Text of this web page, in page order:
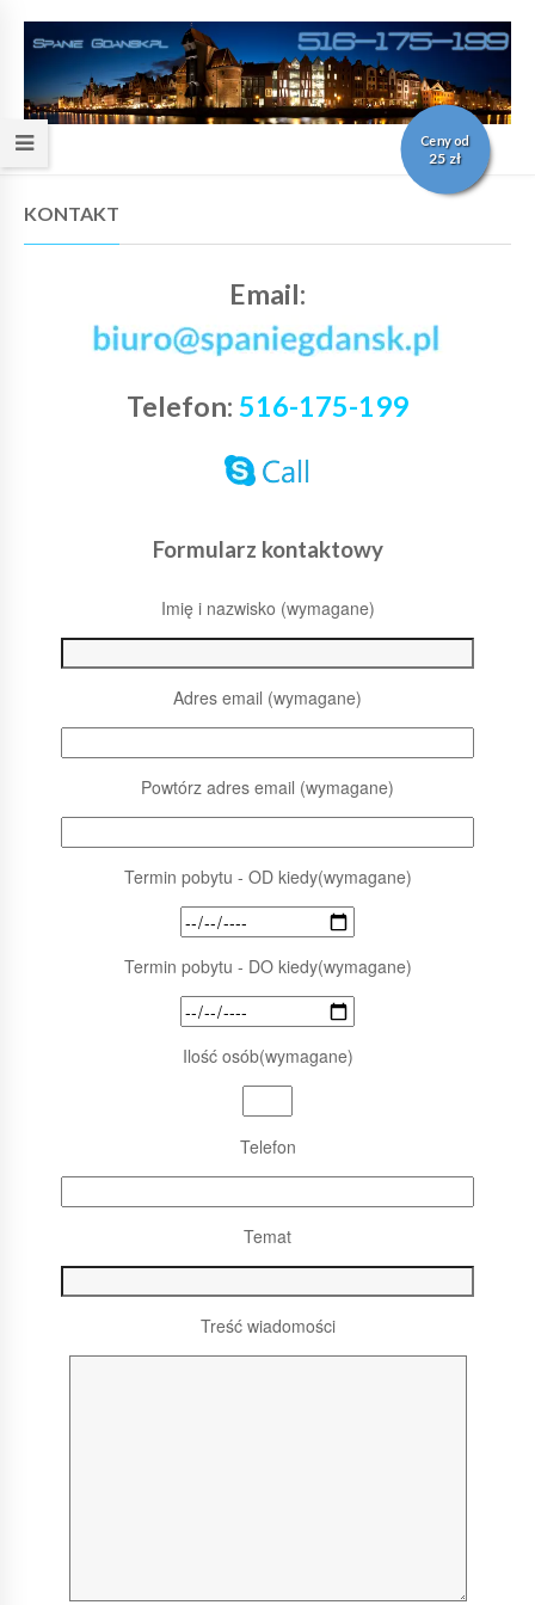
Ceny od
25 zł
KONTAKT
Email:
Telefon: 516-175-199
Formularz kontaktowy
Imię i nazwisko (wymagane)
Adres email (wymagane)
Powtórz adres email (wymagane)
Termin pobytu - OD kiedy(wymagane)
Termin pobytu - DO kiedy(wymagane)
Ilość osób(wymagane)
Telefon
Temat
Treść wiadomości